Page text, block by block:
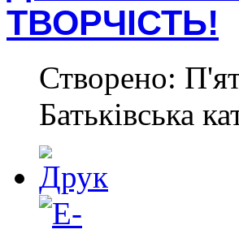
ТВОРЧІСТЬ!
Створено:
Батьківська